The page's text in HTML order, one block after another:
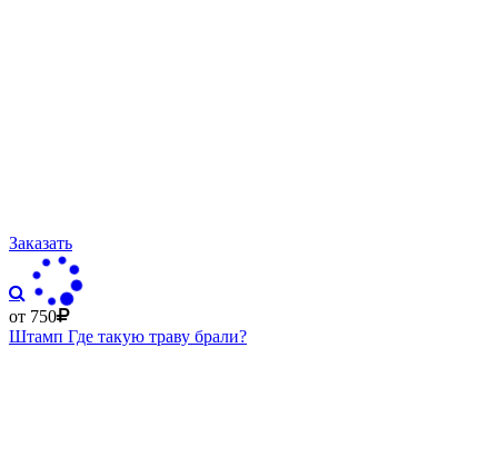
Заказать
от 750
Штамп Где такую траву брали?